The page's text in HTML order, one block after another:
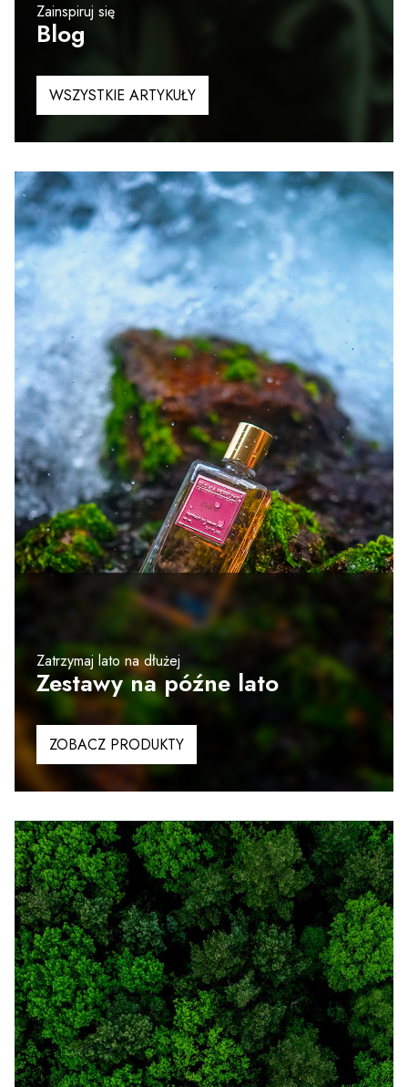
Zainspiruj się
Blog
WSZYSTKIE ARTYKUŁY
Zatrzymaj lato na dłużej
Zestawy na późne lato
ZOBACZ PRODUKTY